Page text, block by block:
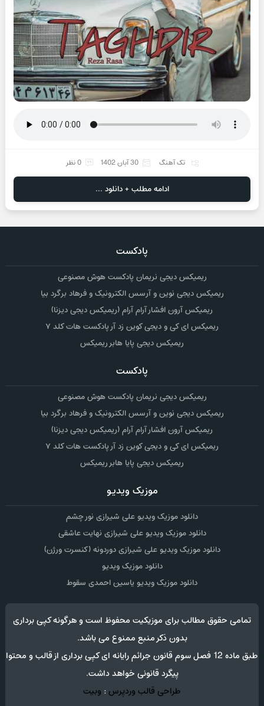
تک آهنگ 30 آبان 1402 0 نظر
ادامه مطلب + دانلود ...
پادکست
ریمیکس دیجی نریمان پادکست هوش مصنوعی
ریمیکس دیجی نوین و آرسس الکترونیک و فرهاد برگرد بیا
ریمیکس آرون افشار آرام آرام (ریمیکس دیجی دیزنا)
ریمیکس ای کی و دیجی کوین زد آر پادکست هات کلد ۷
ریمیکس دیجی پایا هابر ریمیکس
پادکست
ریمیکس دیجی نریمان پادکست هوش مصنوعی
ریمیکس دیجی نوین و آرسس الکترونیک و فرهاد برگرد بیا
ریمیکس آرون افشار آرام آرام (ریمیکس دیجی دیزنا)
ریمیکس ای کی و دیجی کوین زد آر پادکست هات کلد ۷
ریمیکس دیجی پایا هابر ریمیکس
موزیک ویدیو
دانلود موزیک ویدیو علی شیرازی نور چشم
دانلود موزیک ویدیو علی شیرازی نهایت عاشقی
دانلود موزیک ویدیو علی شیرازی دوردونه (کنسرت ورژن)
دانلود موزیک ویدیو
دانلود موزیک ویدیو یاسین احمدی سقوط
تمامی حقوق مطالب برای موزیکیت محفوظ است و هرگونه کپی برداری
بدون ذکر منبع ممنوع می باشد.
طبق ماده 12 فصل سوم قانون جرائم رایانه ای کپی برداری از قالب و محتوا
پیگرد قانونی خواهد داشت.
طراحی قالب وردپرس: وبیت